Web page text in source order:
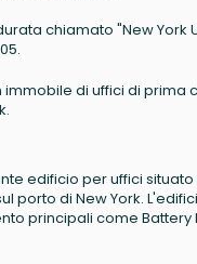
chiamato "New
immobile di uffici di
edificio per uffici
porto di New York.
principali come Battery